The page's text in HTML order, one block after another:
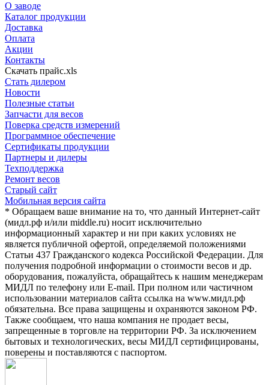
О заводе
Каталог продукции
Доставка
Оплата
Акции
Контакты
Скачать прайс.xls
Стать дилером
Новости
Полезные статьи
Запчасти для весов
Поверка средств измерений
Программное обеспечение
Сертификаты продукции
Партнеры и дилеры
Техподдержка
Ремонт весов
Старый сайт
Мобильная версия сайта
* Обращаем ваше внимание на то, что данный Интернет-сайт
(мидл.рф и/или middle.ru) носит исключительно
информационный характер и ни при каких условиях не
является публичной офертой, определяемой положениями
Статьи 437 Гражданского кодекса Российской Федерации. Для
получения подробной информации о стоимости весов и др.
оборудования, пожалуйста, обращайтесь к нашим менеджерам
МИДЛ по телефону или E-mail. При полном или частичном
использовании материалов сайта ссылка на www.мидл.рф
обязательна. Все права защищены и охраняются законом РФ.
Также сообщаем, что наша компания не продает весы,
запрещенные в торговле на территории РФ. За исключением
бытовых и технологических, весы МИДЛ сертифицированы,
поверены и поставляются с паспортом.